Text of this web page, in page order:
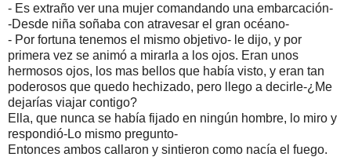
- Es extraño ver una mujer comandando una embarcación-
-Desde niña soñaba con atravesar el gran océano-
- Por fortuna tenemos el mismo objetivo- le dijo, y por
primera vez se animó a mirarla a los ojos. Eran unos
hermosos ojos, los mas bellos que había visto, y eran tan
poderosos que quedo hechizado, pero llego a decirle-¿Me
dejarías viajar contigo?
Ella, que nunca se había fijado en ningún hombre, lo miro y
respondió-Lo mismo pregunto-
Entonces ambos callaron y sintieron como nacía el fuego.